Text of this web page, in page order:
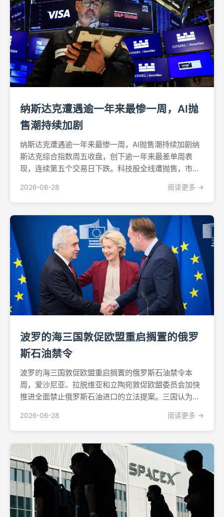
纳斯达克遭遇逾一年来最惨一周，AI抛
售潮持续加剧
纳斯达克遭遇逾一年来最惨一周，AI抛售潮持续加剧纳
斯达克综合指数周五收盘，创下逾一年来最差单周表
现，连续第五个交易日下跌。科技股全线遭抛售，市场
的疑虑与日俱增。截至6月26日当周，纳斯达克指数累
计下跌4.6%，标普500指数跌幅为2%。软件及云计算板
块...
2026-06-28 阅读更多 →
波罗的海三国敦促欧盟重启搁置的俄罗
斯石油禁令
波罗的海三国敦促欧盟重启搁置的俄罗斯石油禁令本
周，爱沙尼亚、拉脱维亚和立陶宛敦促欧盟委员会加快
推进全面禁止俄罗斯石油进口的立法提案。三国认为，
成真，不应再成为拖延的借口。据《金融时报》报道，
上述呼吁是在周四布鲁塞尔举行的欧盟能源部长会议上
提出的。波罗的...
2026-06-28 阅读更多 →